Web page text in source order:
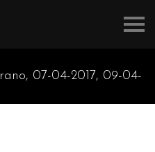
07-04-2017, 09-04-